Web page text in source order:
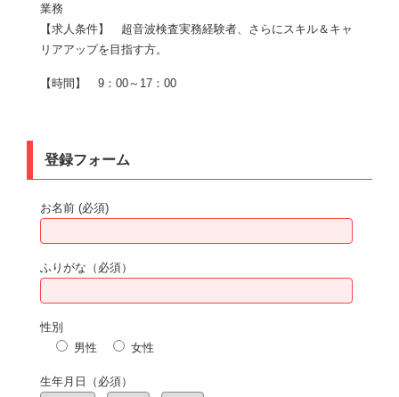
業務
【求人条件】 超音波検査実務経験者、さらにスキル＆キャ
リアアップを目指す方。
【時間】 9：00～17：00
登録フォーム
お名前 (必須)
ふりがな（必須）
性別
男性
女性
生年月日（必須）